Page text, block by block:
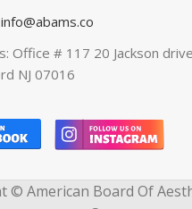
info@abams.co
Office # 117 20 Jackson drive
NJ 07016
© American Board Of